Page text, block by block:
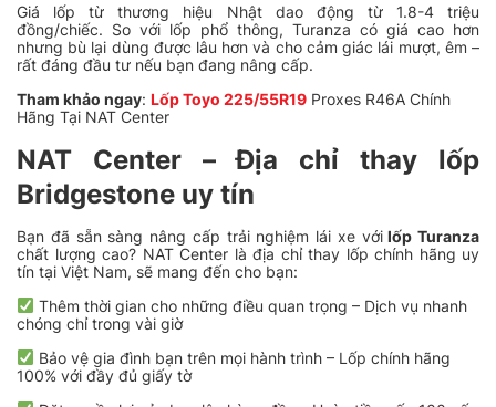
Giá lốp từ thương hiệu Nhật dao động từ 1.8-4 triệu
đồng/chiếc. So với lốp phổ thông, Turanza có giá cao hơn
nhưng bù lại dùng được lâu hơn và cho cảm giác lái mượt, êm –
rất đáng đầu tư nếu bạn đang nâng cấp.
Tham khảo ngay: Lốp Toyo 225/55R19 Proxes R46A Chính
Hãng Tại NAT Center
NAT Center – Địa chỉ thay lốp
Bridgestone uy tín
Bạn đã sẵn sàng nâng cấp trải nghiệm lái xe vớilốp Turanza
chất lượng cao? NAT Center là địa chỉ thay lốp chính hãng uy
tín tại Việt Nam, sẽ mang đến cho bạn:
Thêm thời gian cho những điều quan trọng – Dịch vụ nhanh
chóng chỉ trong vài giờ
Bảo vệ gia đình bạn trên mọi hành trình – Lốp chính hãng
100% với đầy đủ giấy tờ